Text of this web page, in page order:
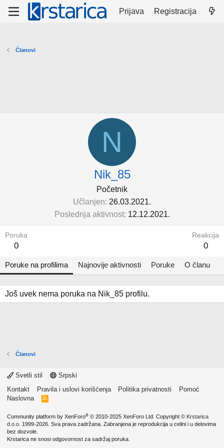
Prijava Registracija
Članovi
N
Nik_85
Početnik
Učlanjen 26.03.2021.
Poslednja aktivnost 12.12.2021.
Poruka
0
Reakcija
0
Poruke na profilima Najnovije aktivnosti Poruke O članu
Još uvek nema poruka na Nik_85 profilu.
Članovi
Svetli stil
Srpski
Kontakt
Pravila i uslovi korišćenja Politika privatnosti
Pomoć
Naslovna
R
Community platform by XenForo® © 2010-2025 XenForo Ltd. Copyright © Krstarica
d.o.o. 1999-2026. Sva prava zadržana. Zabranjena je reprodukcija u celini i u delovima
bez dozvole.
Krstarica ne snosi odgovornost za sadržaj poruka.